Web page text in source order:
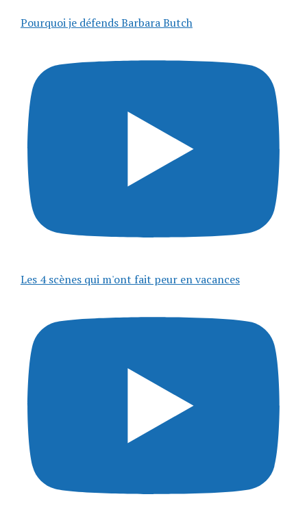
Pourquoi je défends Barbara Butch
Les 4 scènes qui m'ont fait peur en vacances